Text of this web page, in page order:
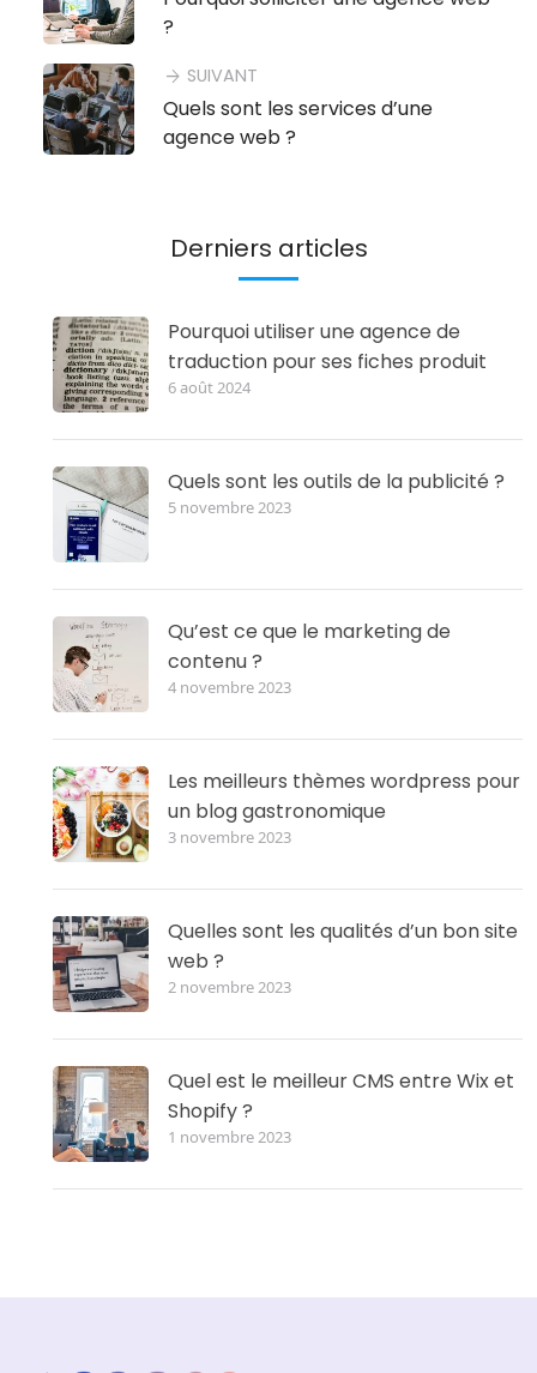
?
arrow_forward SUIVANT
Quels sont les services d’une
agence web ?
Derniers articles
Pourquoi utiliser une agence de
traduction pour ses fiches produit
6 août 2024
Quels sont les outils de la publicité ?
5 novembre 2023
Qu’est ce que le marketing de
contenu ?
4 novembre 2023
Les meilleurs thèmes wordpress pour
un blog gastronomique
3 novembre 2023
Quelles sont les qualités d’un bon site
web ?
2 novembre 2023
Quel est le meilleur CMS entre Wix et
Shopify ?
1 novembre 2023